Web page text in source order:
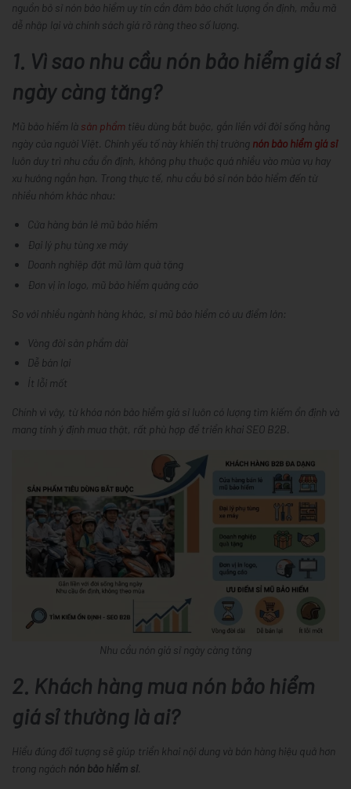
nguồn bỏ sỉ nón bảo hiểm uy tín cần đảm bảo chất lượng ổn định, mẫu mã
dễ nhập lại và chính sách giá rõ ràng theo số lượng.
1. Vì sao nhu cầu nón bảo hiểm giá sỉ
ngày càng tăng?
Mũ bảo hiểm là sản phẩm tiêu dùng bắt buộc, gắn liền với đời sống hằng
ngày của người Việt. Chính yếu tố này khiến thị trường nón bảo hiểm giá sỉ
luôn duy trì nhu cầu ổn định, không phụ thuộc quá nhiều vào mùa vụ hay
xu hướng ngắn hạn. Trong thực tế, nhu cầu bỏ sỉ nón bảo hiểm đến từ
nhiều nhóm khác nhau:
Cửa hàng bán lẻ mũ bảo hiểm
Đại lý phụ tùng xe máy
Doanh nghiệp đặt mũ làm quà tặng
Đơn vị in logo, mũ bảo hiểm quảng cáo
So với nhiều ngành hàng khác, sỉ mũ bảo hiểm có ưu điểm lớn:
Vòng đời sản phẩm dài
Dễ bán lại
Ít lỗi mốt
Chính vì vậy, từ khóa nón bảo hiểm giá sỉ luôn có lượng tìm kiếm ổn định và
mang tính ý định mua thật, rất phù hợp để triển khai SEO B2B.
Nhu cầu nón giá sỉ ngày càng tăng
2. Khách hàng mua nón bảo hiểm
giá sỉ thường là ai?
Hiểu đúng đối tượng sẽ giúp triển khai nội dung và bán hàng hiệu quả hơn
trong ngách nón bảo hiểm sỉ.